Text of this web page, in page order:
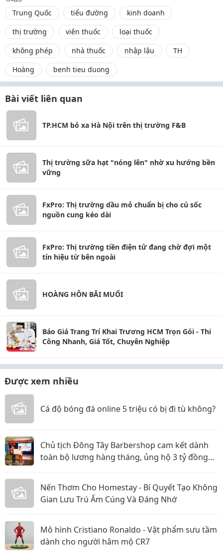
Trung Quốc
tiểu đường
kinh doanh
thị trường
viên thuốc
loại thuốc
không phép
nhà thuốc nhập lậu
TH
Hoàng
benh tieu duong
Bài viết liên quan
TP.HCM bỏ xa Hà Nội trên thị trường F&B
Thị trường sữa hạt "nóng lên" nhờ xu hướng bền
vững
FxPro: Thị trường dầu mỏ chuẩn bị cho cú sốc
nguồn cung kéo dài
FxPro: Thị trường tiền điện tử đang chờ đợi một
tín hiệu từ bên ngoài
HOÀNG HÔN BÃI MUỐI
Báo Giá Trang Trí Khai Trương HCM Trọn Gói - Thi
Công Nhanh, Giá Tốt, Chuyên Nghiệp
Được xem nhiều
Cá độ bóng đá online 5 triệu có bị đi tù không?
Chủ tịch Đông Tây Barbershop cam kết dành
toàn bộ lương hàng tháng, ủng hộ 3 tỷ đồng
Nến Thơm Cho Homestay - Bí Quyết Tạo Không
Gian Lưu Trú Ấm Cúng Và Đáng Nhớ
Mô hình Cristiano Ronaldo - Vật phẩm sưu tầm
dành cho người hâm mộ CR7